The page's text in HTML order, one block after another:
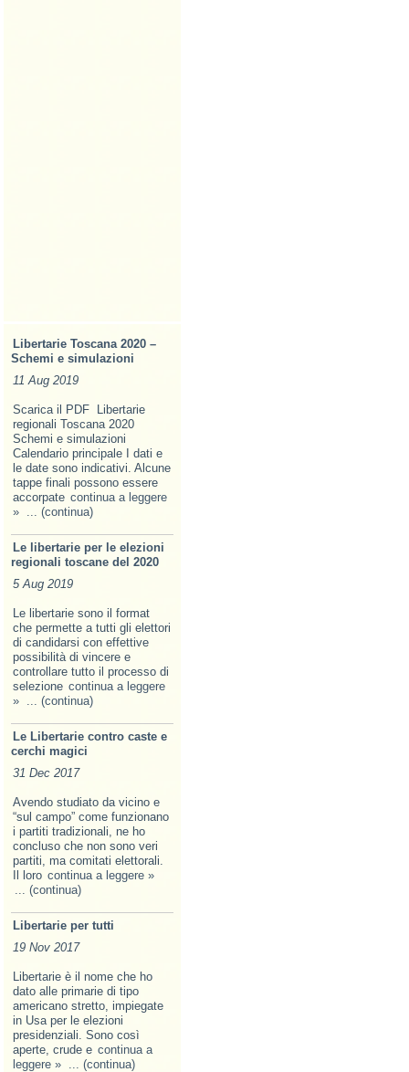
Libertarie Toscana 2020 –
Schemi e simulazioni
11 Aug 2019
Scarica il PDF Libertarie
regionali Toscana 2020
Schemi e simulazioni
Calendario principale I dati e
le date sono indicativi. Alcune
tappe finali possono essere
accorpate continua a leggere
» ... (continua)
Le libertarie per le elezioni
regionali toscane del 2020
5 Aug 2019
Le libertarie sono il format
che permette a tutti gli elettori
di candidarsi con effettive
possibilità di vincere e
controllare tutto il processo di
selezione continua a leggere
» ... (continua)
Le Libertarie contro caste e
cerchi magici
31 Dec 2017
Avendo studiato da vicino e
“sul campo” come funzionano
i partiti tradizionali, ne ho
concluso che non sono veri
partiti, ma comitati elettorali.
Il loro continua a leggere »
... (continua)
Libertarie per tutti
19 Nov 2017
Libertarie è il nome che ho
dato alle primarie di tipo
americano stretto, impiegate
in Usa per le elezioni
presidenziali. Sono così
aperte, crude e continua a
leggere » ... (continua)